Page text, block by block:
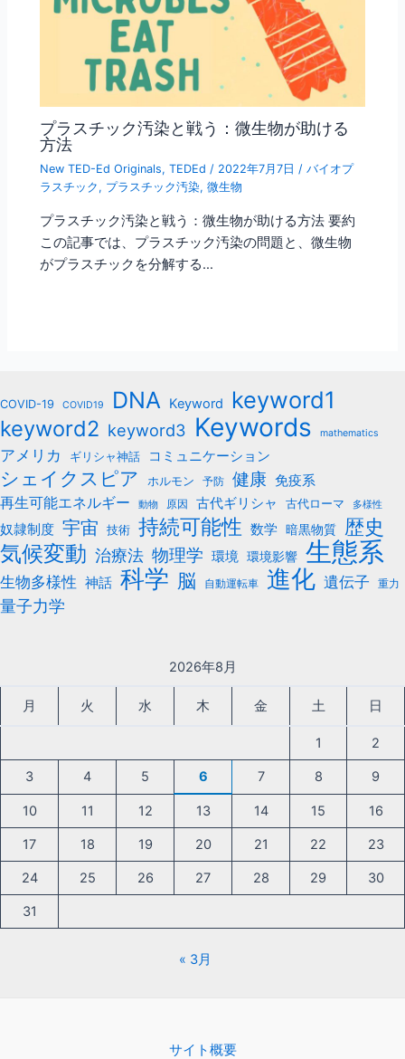
プラスチック汚染と戦う：微生物が助ける
方法
New TED-Ed Originals,TEDEd / 2022年7月7日/バイオプ
ラスチック , プラスチック汚染,微生物
プラスチック汚染と戦う：微生物が助ける方法 要約
この記事では、プラスチック汚染の問題と、微生物
がプラスチックを分解する…
COVID-19 COVID19 DNA Keyword keyword1
keyword2 keyword3 Keywords mathematics
アメリカ ギリシャ神話 コミュニケーション
シェイクスピア ホルモン 予防 健康 免疫系
再生可能エネルギー
動物 原因 古代ギリシャ 古代ローマ 多様性
奴隷制度 宇宙 技術 持続可能性 数学 暗黒物質 歴史
気候変動 治療法 物理学 環境 環境影響 生態系
生物多様性 神話 科学 脳 自動運転車 進化 遺伝子 重力
量子力学
2026年8月
月 火 水 木 金 土 日
1 2
3 4 5 6 7 8 9
10 11 12 13 14 15 16
17 18 19 20 21 22 23
24 25 26 27 28 29 30
31
« 3月
サイト概要